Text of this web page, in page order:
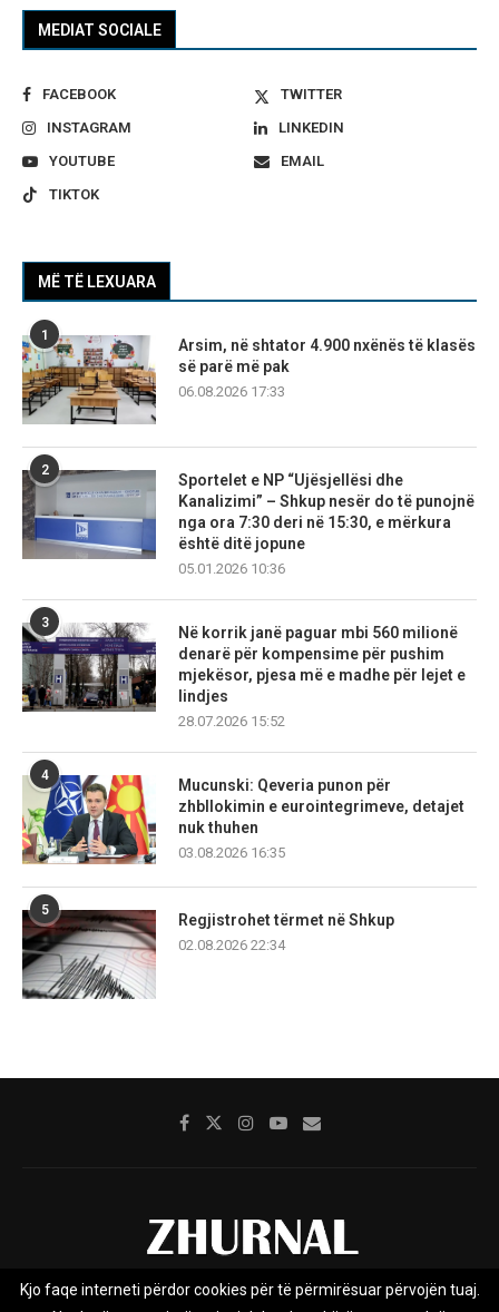
MEDIAT SOCIALE
FACEBOOK
TWITTER
INSTAGRAM
LINKEDIN
YOUTUBE
EMAIL
TIKTOK
MË TË LEXUARA
1
Arsim, në shtator 4.900 nxënës të klasës
së parë më pak
06.08.2026 17:33
2
Sportelet e NP “Ujësjellësi dhe
Kanalizimi” – Shkup nesër do të punojnë
nga ora 7:30 deri në 15:30, e mërkura
është ditë jopune
05.01.2026 10:36
3
Në korrik janë paguar mbi 560 milionë
denarë për kompensime për pushim
mjekësor, pjesa më e madhe për lejet e
lindjes
28.07.2026 15:52
4
Mucunski: Qeveria punon për
zhbllokimin e eurointegrimeve, detajet
nuk thuhen
03.08.2026 16:35
5
Regjistrohet tërmet në Shkup
02.08.2026 22:34
Rreth nesh Impresumi Marketing Kontakt
Kjo faqe interneti përdor cookies për të përmirësuar përvojën tuaj.